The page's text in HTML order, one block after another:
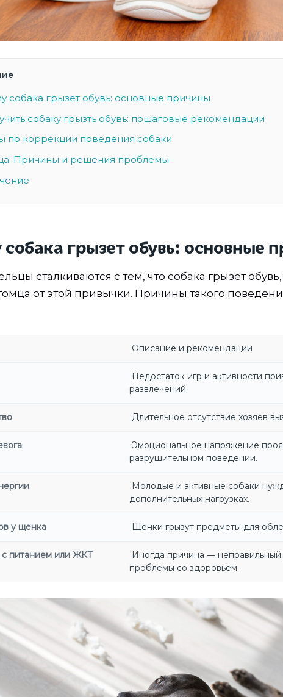
собака грызет обувь: основные причины
собаку грызть обувь: пошаговые рекомендации
по коррекции поведения собаки
Причины и решения проблемы
грызет обувь: основные
сталкиваются с тем, что собака грызет
от этой привычки. Причины такого
Описание и рекомендации
Недостаток игр и активности
развлечений.
Длительное отсутствие хозяев
Эмоциональное напряжение
разрушительном поведении.
Молодые и активные собаки
дополнительных нагрузках.
у щенка Щенки грызут предметы для
питанием или ЖКТ
Иногда причина —
проблемы со здоровьем.